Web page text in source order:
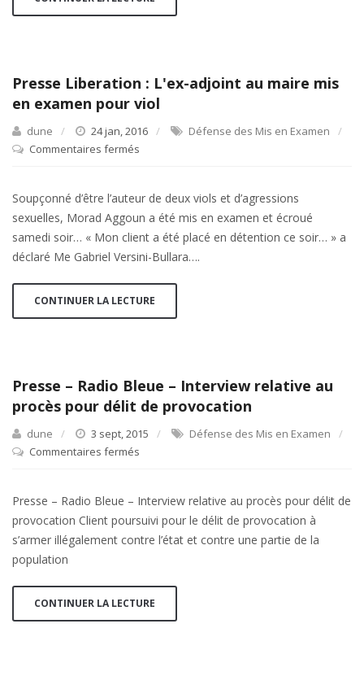
la
pour
l'adjoint
maire
Presse Liberation : L'ex-adjoint au maire mis
en examen pour viol
dune 24 jan, 2016
Défense des Mis en Examen
Commentaires fermés
:
L'ex-
adjoint
au
Soupçonné d’être l’auteur de deux viols et d’agressions
sexuelles, Morad Aggoun a été mis en examen et écroué
samedi soir… « Mon client a été placé en détention ce soir… » a
déclaré Me Gabriel Versini-Bullara….
CONTINUER LA LECTURE
Presse – Radio Bleue – Interview relative au
procès pour délit de provocation
dune 3 sept, 2015
Défense des Mis en Examen
Commentaires fermés
Radio
Bleue
–
Presse – Radio Bleue – Interview relative au procès pour délit de
provocation Client poursuivi pour le délit de provocation à
s’armer illégalement contre l’état et contre une partie de la
population
CONTINUER LA LECTURE